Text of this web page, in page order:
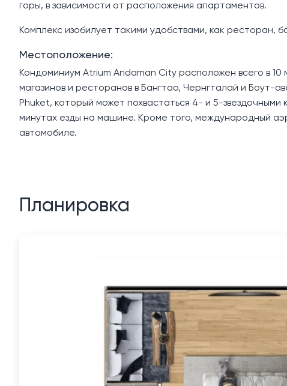
горы, в зависимости от расположения апартаментов.
Комплекс изобилует такими удобствами, как ресторан,
Местоположение:
Кондоминиум Atrium Andaman City расположен всего в
магазинов и ресторанов в Бангтао, Чернгталай и Боут-
Phuket, который может похвастаться 4- и 5-звездочными
минутах езды на машине. Кроме того, международный
автомобиле.
Планировка